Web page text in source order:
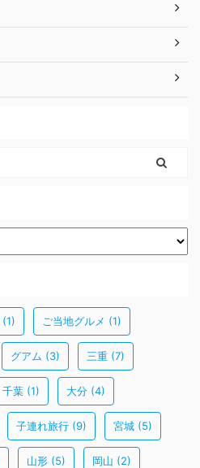
(1) ご当地グルメ (1)
グアム (3) 三重 (7)
千葉 (1) 大分 (4)
子連れ旅行 (9) 宮城 (5)
山形 (5) 岡山 (2)